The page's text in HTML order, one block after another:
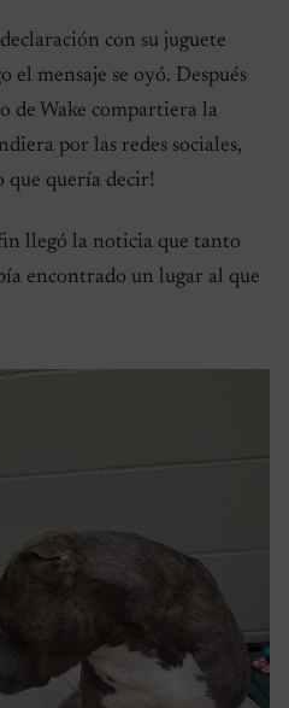
con su juguete
el mensaje se oyó. Después
de Wake compartiera la
por las redes sociales,
que quería decir!
llegó la noticia que tanto
encontrado un lugar al que